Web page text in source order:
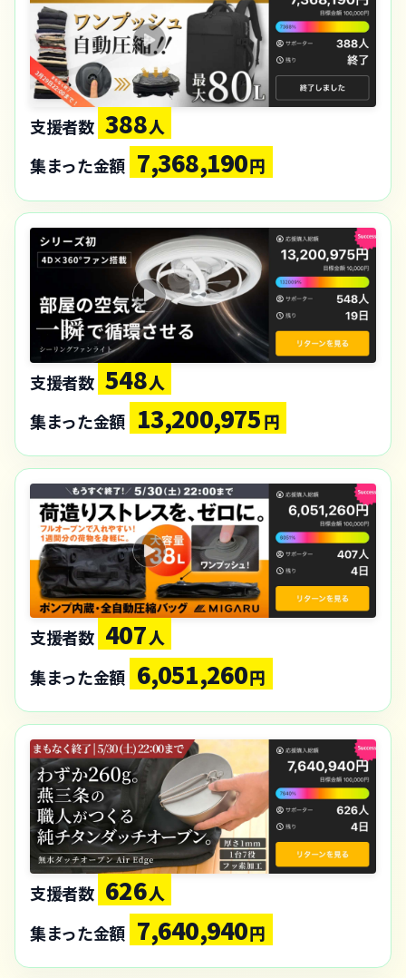
支援者数 388人
集まった金額 7,368,190円
支援者数 548人
集まった金額 13,200,975円
支援者数 407人
集まった金額 6,051,260円
支援者数 626人
集まった金額 7,640,940円